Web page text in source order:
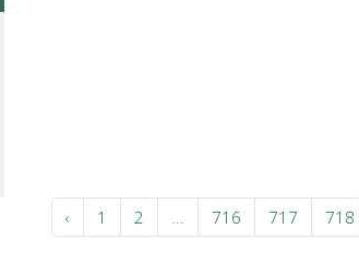
‹ 1 2 716 717 718